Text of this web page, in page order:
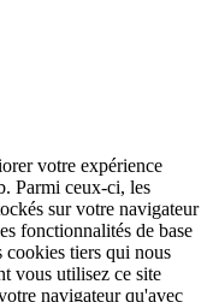
votre expérience
Parmi ceux-ci, les
sur votre navigateur
fonctionnalités de base
cookies tiers qui nous
vous utilisez ce site
navigateur qu'avec